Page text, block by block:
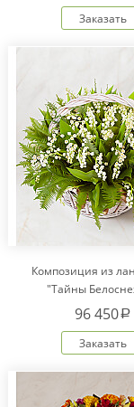
Заказать
Композиция из
"Тайны
96 450a
Заказать